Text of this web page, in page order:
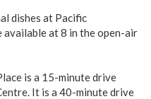
dishes at Pacific
at 8 in the open-air
is a 15-minute drive
It is a 40-minute drive